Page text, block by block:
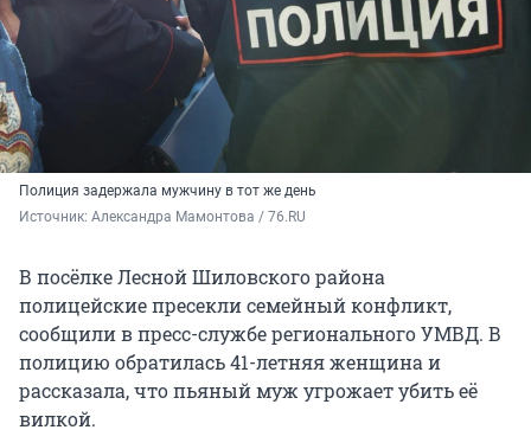
Полиция задержала мужчину в тот же день
Источник: Александра Мамонтова / 76.RU
В посёлке Лесной Шиловского района
полицейские пресекли семейный конфликт,
сообщили в пресс-службе регионального УМВД. В
полицию обратилась 41-летняя женщина и
рассказала, что пьяный муж угрожает убить её
вилкой.